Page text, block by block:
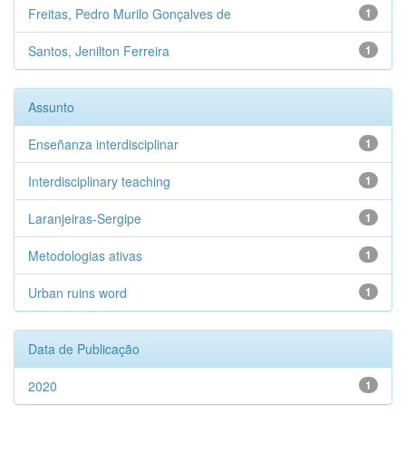
1
Freitas, Pedro Murilo Gonçalves de
1
Santos, Jenilton Ferreira
Assunto
1
Enseñanza interdisciplinar
1
Interdisciplinary teaching
1
Laranjeiras-Sergipe
1
Metodologias ativas
1
Urban ruins word
Data de Publicação
1
2020